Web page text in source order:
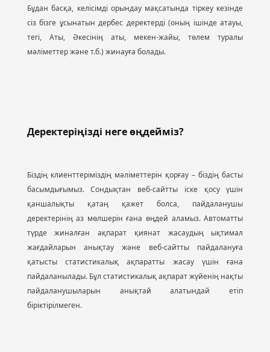
Бұдан басқа, келiсiмдi орындау мақсатында тiркеу кезiнде
сіз бізге ұсынатын дербес деректердi (оның iшiнде атауы,
тегi, Аты, Әкесiнiң аты, мекен-жайы, төлем туралы
мәлiметтер және т.б.) жинауға болады.
Деректеріңізді неге өңдейміз?
Біздің клиенттеріміздің мәліметтерін қорғау – біздің басты
басымдығымыз. Сондықтан веб-сайтты іске қосу үшін
қаншалықты қатаң қажет болса, пайдаланушы
деректерінің аз мөлшерін ғана өңдей аламыз. Автоматты
түрде жиналған ақпарат қиянат жасаудың ықтимал
жағдайларын анықтау және веб-сайтты пайдалануға
қатысты статистикалық ақпаратты жасау үшін ғана
пайдаланылады. Бұл статистикалық ақпарат жүйенің нақты
пайдаланушыларын анықтай алатындай етіп
біріктірілмеген.